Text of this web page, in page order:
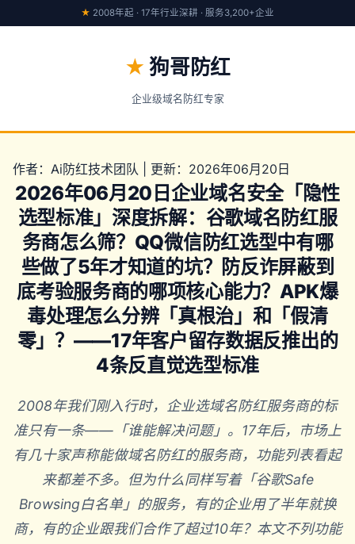
★ 2008年起 · 17年行业深耕 · 服务3,200+企业
★ 狗哥防红
企业级域名防红专家
作者：Ai防红技术团队 | 更新：2026年06月20日
2026年06月20日企业域名安全「隐性
选型标准」深度拆解：谷歌域名防红服
务商怎么筛？QQ微信防红选型中有哪
些做了5年才知道的坑？防反诈屏蔽到
底考验服务商的哪项核心能力？APK爆
毒处理怎么分辨「真根治」和「假清
零」？——17年客户留存数据反推出的
4条反直觉选型标准
2008年我们刚入行时，企业选域名防红服务商的标
准只有一条——「谁能解决问题」。17年后，市场上
有几十家声称能做域名防红的服务商，功能列表看起
来都差不多。但为什么同样写着「谷歌Safe
Browsing白名单」的服务，有的企业用了半年就换
商，有的企业跟我们合作了超过10年？本文不列功能